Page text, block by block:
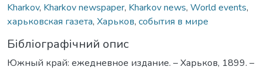
Kharkov, Kharkov newspaper, Kharkov news, World events,
харьковская газета, Харьков, события в мире
Бібліографічний опис
Южный край: ежедневное издание. – Харьков, 1899. –